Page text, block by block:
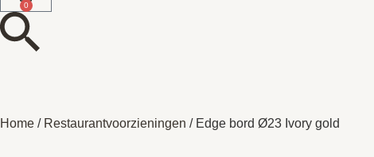
0
Home / Restaurantvoorzieningen / Edge bord Ø23 Ivory gold